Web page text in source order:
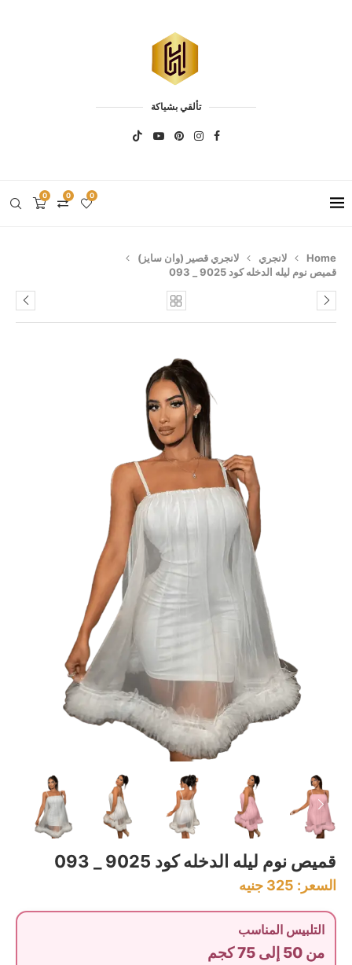
تألقي بشياكة
0 0 0
Home لانجري
لانجري قصير (وان سايز)
قميص نوم ليله الدخله كود 9025 _ 093
قميص نوم ليله الدخله كود 9025 _ 093
السعر: 325 جنيه
التلبيس المناسب
من 50 إلى 75 كجم